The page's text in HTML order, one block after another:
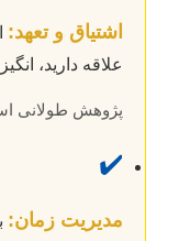
اشتیاق و تعهد:
علاقه دارید،
پژوهش طولانی
✔️
مدیریت زمان: